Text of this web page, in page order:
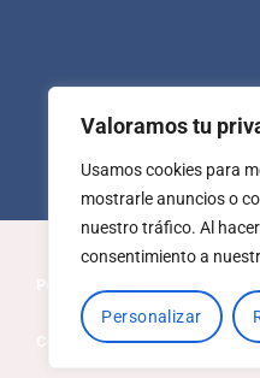
Valoramos tu
Usamos cookies para
mostrarle anuncios o
nuestro tráfico. Al
consentimiento a
Personalizar
Condiciones generales de